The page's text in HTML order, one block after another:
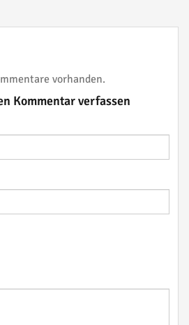
vorhanden.
Kommentar verfassen